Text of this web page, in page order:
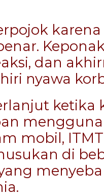
dan
nyawa
ketika
mobil,
di